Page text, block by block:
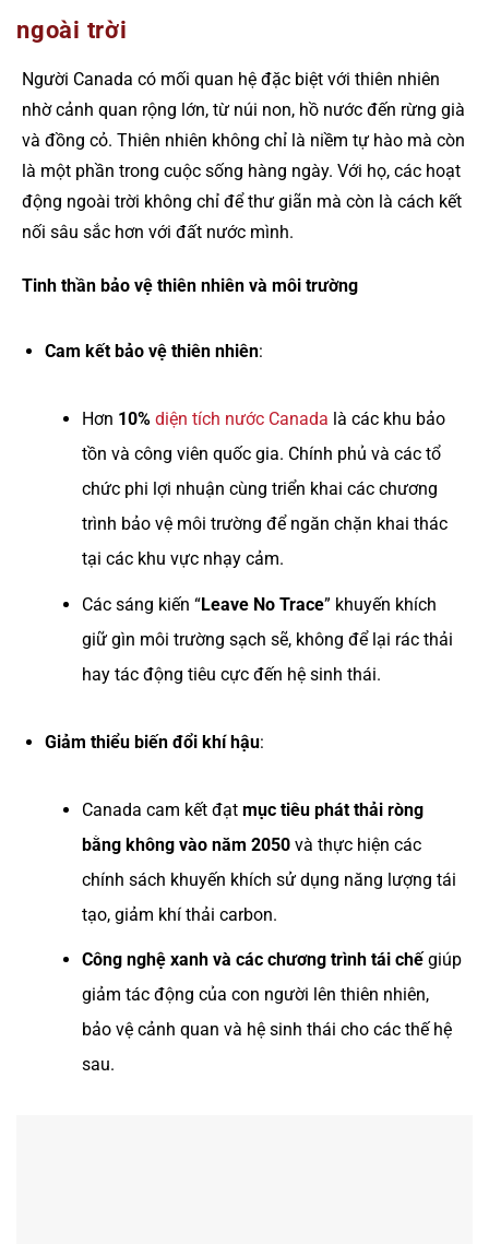
ngoài trời
Người Canada có mối quan hệ đặc biệt với thiên nhiên
nhờ cảnh quan rộng lớn, từ núi non, hồ nước đến rừng già
và đồng cỏ. Thiên nhiên không chỉ là niềm tự hào mà còn
là một phần trong cuộc sống hàng ngày. Với họ, các hoạt
động ngoài trời không chỉ để thư giãn mà còn là cách kết
nối sâu sắc hơn với đất nước mình.
Tinh thần bảo vệ thiên nhiên và môi trường
Cam kết bảo vệ thiên nhiên:
Hơn 10% diện tích nước Canada là các khu bảo
tồn và công viên quốc gia. Chính phủ và các tổ
chức phi lợi nhuận cùng triển khai các chương
trình bảo vệ môi trường để ngăn chặn khai thác
tại các khu vực nhạy cảm.
Các sáng kiến “Leave No Trace” khuyến khích
giữ gìn môi trường sạch sẽ, không để lại rác thải
hay tác động tiêu cực đến hệ sinh thái.
Giảm thiểu biến đổi khí hậu:
Canada cam kết đạt mục tiêu phát thải ròng
bằng không vào năm 2050và thực hiện các
chính sách khuyến khích sử dụng năng lượng tái
tạo, giảm khí thải carbon.
Công nghệ xanh và các chương trình tái chếgiúp
giảm tác động của con người lên thiên nhiên,
bảo vệ cảnh quan và hệ sinh thái cho các thế hệ
sau.